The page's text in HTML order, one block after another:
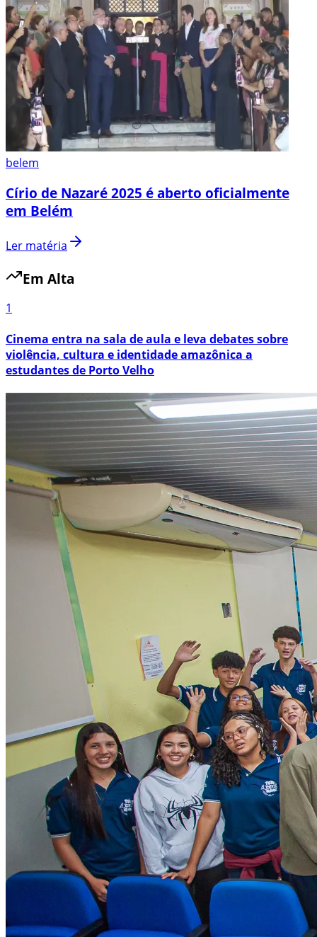
belem
Círio de Nazaré 2025 é aberto oficialmente
em Belém
Ler matéria
Em Alta
1
Cinema entra na sala de aula e leva debates sobre
violência, cultura e identidade amazônica a
estudantes de Porto Velho